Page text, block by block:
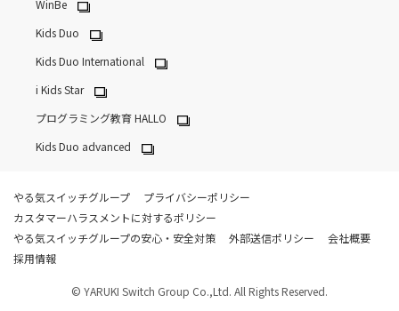
WinBe
Kids Duo
Kids Duo International
i Kids Star
プログラミング教育 HALLO
Kids Duo advanced
やる気スイッチグループ
プライバシーポリシー
カスタマーハラスメントに対するポリシー
やる気スイッチグループの安心・安全対策
外部送信ポリシー
会社概要
採用情報
© YARUKI Switch Group Co.,Ltd. All Rights Reserved.